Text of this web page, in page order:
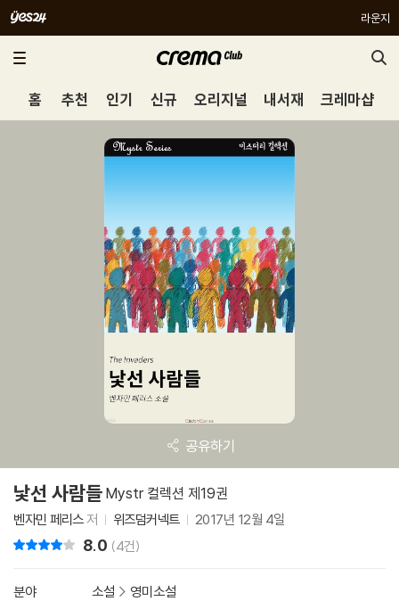
라운지
홈 추천 인기 신규 오리지널 내서재 크레마샵
공유하기
낯선 사람들 Mystr 컬렉션 제19권
벤자민 페리스저 위즈덤커넥트 2017년 12월 4일
8.0 (4건)
분야 소설 > 영미소설